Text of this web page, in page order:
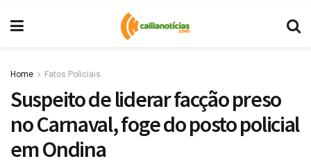
Home Fatos Policiais
Suspeito de liderar facção preso
no Carnaval, foge do posto policial
em Ondina